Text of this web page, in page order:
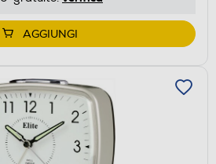
AGGIUNGI